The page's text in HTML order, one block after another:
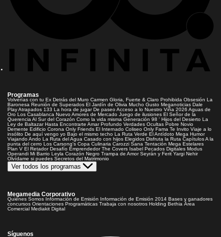
Programas
Volverías con tu Ex Detrás del Muro Carmen Gloria, Fuerte & Claro Prohibida Obsesión La
Baronesa Reunión de Superados El Jardín de Olivia Mucho Gusto Meganoticias Dale
PlayAtrapados 133 La hora de jugar De paseoAcceso a lo Nuestro Viña 2026 Aguas de
Oro Los Casablanca Nuevo Amores de Mercado Juego de ilusiones El Señor de la
Querencia Al Sur del Corazón Como la vida misma Generación 98 ' Hijos del Desierto La
Ley de Baltazar Hasta Encontrarte Amar Profundo Verdades Ocultas Pobre Novio
Demente Edificio Corona Only Friends El Internado Coliseo Only Fama Te Invito Viaje a lo
insólito De aquí vengo yo Bajo el mismo techo La Ruta Verde El Antídoto Mega Humor
Viajando Ando La Ruta del Agua Casado con hijos Elegidos Disfruta la Ruta CapítulosA la
punta del cerro Los Carsong's Copa Culinaria Carozzi Sana Tentación Mega Estelares
Plan V El Retador Desafío Emprendedor The Covers Isabel Pecados Digitales Modus
Operandi Mi Barrio Leyla Corazón Negro Trampa de Amor Seyrán y Ferit Yargi Nehir
Olvídame si puedes Secretos del Matrimonio
Ver todos los programas
Megamedia Corporativo
Quienes Somos Información de Emisión Información de Emisión 2014 Bases y ganadores
concursos Orientaciones Programáticas Trabaja con nosotros Holding Bethia Área
Comercial Mediakit Digital
Síguenos